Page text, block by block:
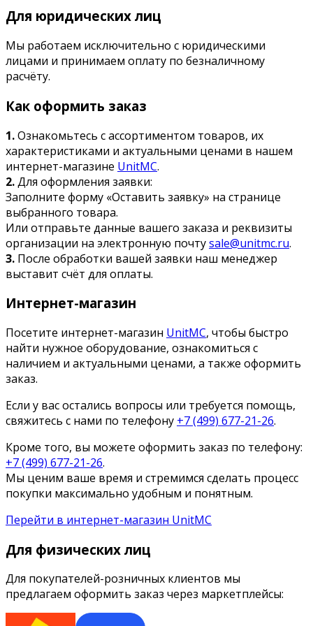
Для юридических лиц
Мы работаем исключительно с юридическими
лицами и принимаем оплату по безналичному
расчёту.
Как оформить заказ
1.Ознакомьтесь с ассортиментом товаров, их
характеристиками и актуальными ценами в нашем
интернет-магазине UnitMC.
2.Для оформления заявки:
Заполните форму «Оставить заявку» на странице
выбранного товара.
Или отправьте данные вашего заказа и реквизиты
организации на электронную почтуsale@unitmc.ru.
3. После обработки вашей заявки наш менеджер
выставит счёт для оплаты.
Интернет-магазин
Посетите интернет-магазин UnitMC, чтобы быстро
найти нужное оборудование, ознакомиться с
наличием и актуальными ценами, а также оформить
заказ.
Если у вас остались вопросы или требуется помощь,
свяжитесь с нами по телефону +7 (499) 677-21-26.
Кроме того, вы можете оформить заказ по телефону:
+7 (499) 677-21-26.
Мы ценим ваше время и стремимся сделать процесс
покупки максимально удобным и понятным.
Перейти в интернет-магазин UnitMC
Для физических лиц
Для покупателей-розничных клиентов мы
предлагаем оформить заказ через маркетплейсы: